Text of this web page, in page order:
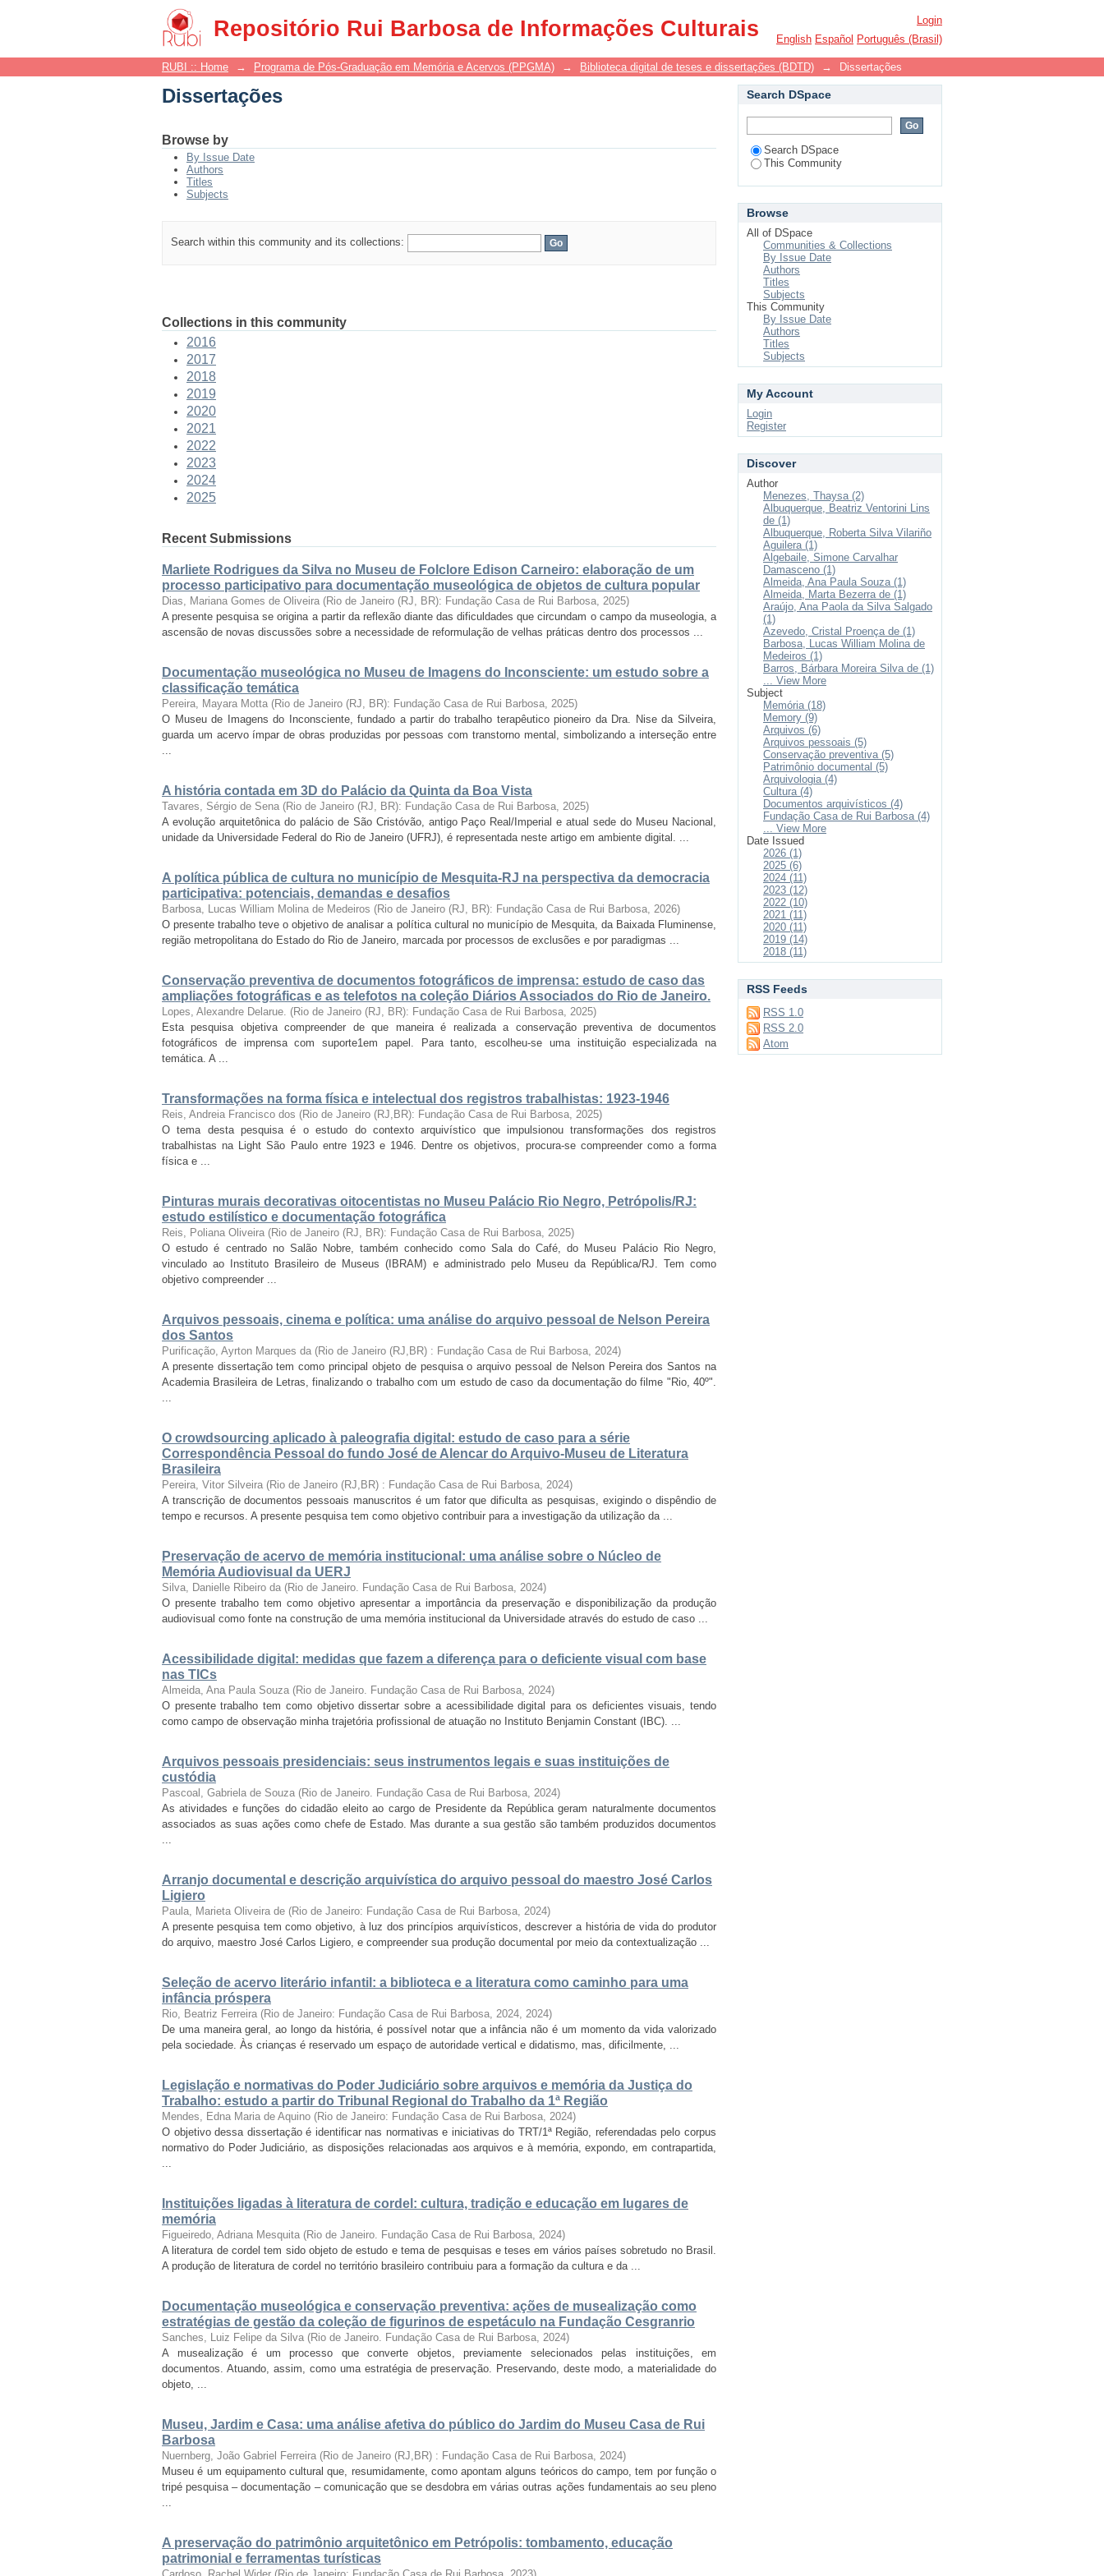
Repositório Rui Barbosa de Informações Culturais
Dissertações
Login
English Español Português (Brasil)
RUBI :: Home → Programa de Pós-Graduação em Memória e Acervos (PPGMA) → Biblioteca digital de teses e dissertações (BDTD) → Dissertações
Dissertações
Browse by
By Issue Date
Authors
Titles
Subjects
Search within this community and its collections:
Collections in this community
2016
2017
2018
2019
2020
2021
2022
2023
2024
2025
Recent Submissions
Marliete Rodrigues da Silva no Museu de Folclore Edison Carneiro: elaboração de um
processo participativo para documentação museológica de objetos de cultura popular
Dias, Mariana Gomes de Oliveira (Rio de Janeiro (RJ, BR): Fundação Casa de Rui Barbosa, 2025)
A presente pesquisa se origina a partir da reflexão diante das dificuldades que circundam o campo da museologia, a
ascensão de novas discussões sobre a necessidade de reformulação de velhas práticas dentro dos processos ...
Documentação museológica no Museu de Imagens do Inconsciente: um estudo sobre a
classificação temática
Pereira, Mayara Motta (Rio de Janeiro (RJ, BR): Fundação Casa de Rui Barbosa, 2025)
O Museu de Imagens do Inconsciente, fundado a partir do trabalho terapêutico pioneiro da Dra. Nise da Silveira,
guarda um acervo ímpar de obras produzidas por pessoas com transtorno mental, simbolizando a interseção entre
...
A história contada em 3D do Palácio da Quinta da Boa Vista
Tavares, Sérgio de Sena (Rio de Janeiro (RJ, BR): Fundação Casa de Rui Barbosa, 2025)
A evolução arquitetônica do palácio de São Cristóvão, antigo Paço Real/Imperial e atual sede do Museu Nacional,
unidade da Universidade Federal do Rio de Janeiro (UFRJ), é representada neste artigo em ambiente digital. ...
A política pública de cultura no município de Mesquita-RJ na perspectiva da democracia
participativa: potenciais, demandas e desafios
Barbosa, Lucas William Molina de Medeiros (Rio de Janeiro (RJ, BR): Fundação Casa de Rui Barbosa, 2026)
O presente trabalho teve o objetivo de analisar a política cultural no município de Mesquita, da Baixada Fluminense,
região metropolitana do Estado do Rio de Janeiro, marcada por processos de exclusões e por paradigmas ...
Conservação preventiva de documentos fotográficos de imprensa: estudo de caso das
ampliações fotográficas e as telefotos na coleção Diários Associados do Rio de Janeiro.
Lopes, Alexandre Delarue. (Rio de Janeiro (RJ, BR): Fundação Casa de Rui Barbosa, 2025)
Esta pesquisa objetiva compreender de que maneira é realizada a conservação preventiva de documentos
fotográficos de imprensa com suporte1em papel. Para tanto, escolheu-se uma instituição especializada na
temática. A ...
Transformações na forma física e intelectual dos registros trabalhistas: 1923-1946
Reis, Andreia Francisco dos (Rio de Janeiro (RJ,BR): Fundação Casa de Rui Barbosa, 2025)
O tema desta pesquisa é o estudo do contexto arquivístico que impulsionou transformações dos registros
trabalhistas na Light São Paulo entre 1923 e 1946. Dentre os objetivos, procura-se compreender como a forma
física e ...
Pinturas murais decorativas oitocentistas no Museu Palácio Rio Negro, Petrópolis/RJ:
estudo estilístico e documentação fotográfica
Reis, Poliana Oliveira (Rio de Janeiro (RJ, BR): Fundação Casa de Rui Barbosa, 2025)
O estudo é centrado no Salão Nobre, também conhecido como Sala do Café, do Museu Palácio Rio Negro,
vinculado ao Instituto Brasileiro de Museus (IBRAM) e administrado pelo Museu da República/RJ. Tem como
objetivo compreender ...
Arquivos pessoais, cinema e política: uma análise do arquivo pessoal de Nelson Pereira
dos Santos
Purificação, Ayrton Marques da (Rio de Janeiro (RJ,BR) : Fundação Casa de Rui Barbosa, 2024)
A presente dissertação tem como principal objeto de pesquisa o arquivo pessoal de Nelson Pereira dos Santos na
Academia Brasileira de Letras, finalizando o trabalho com um estudo de caso da documentação do filme "Rio, 40º".
...
O crowdsourcing aplicado à paleografia digital: estudo de caso para a série
Correspondência Pessoal do fundo José de Alencar do Arquivo-Museu de Literatura
Brasileira
Pereira, Vitor Silveira (Rio de Janeiro (RJ,BR) : Fundação Casa de Rui Barbosa, 2024)
A transcrição de documentos pessoais manuscritos é um fator que dificulta as pesquisas, exigindo o dispêndio de
tempo e recursos. A presente pesquisa tem como objetivo contribuir para a investigação da utilização da ...
Preservação de acervo de memória institucional: uma análise sobre o Núcleo de
Memória Audiovisual da UERJ
Silva, Danielle Ribeiro da (Rio de Janeiro. Fundação Casa de Rui Barbosa, 2024)
O presente trabalho tem como objetivo apresentar a importância da preservação e disponibilização da produção
audiovisual como fonte na construção de uma memória institucional da Universidade através do estudo de caso ...
Acessibilidade digital: medidas que fazem a diferença para o deficiente visual com base
nas TICs
Almeida, Ana Paula Souza (Rio de Janeiro. Fundação Casa de Rui Barbosa, 2024)
O presente trabalho tem como objetivo dissertar sobre a acessibilidade digital para os deficientes visuais, tendo
como campo de observação minha trajetória profissional de atuação no Instituto Benjamin Constant (IBC). ...
Arquivos pessoais presidenciais: seus instrumentos legais e suas instituições de
custódia
Pascoal, Gabriela de Souza (Rio de Janeiro. Fundação Casa de Rui Barbosa, 2024)
As atividades e funções do cidadão eleito ao cargo de Presidente da República geram naturalmente documentos
associados as suas ações como chefe de Estado. Mas durante a sua gestão são também produzidos documentos
...
Arranjo documental e descrição arquivística do arquivo pessoal do maestro José Carlos
Ligiero
Paula, Marieta Oliveira de (Rio de Janeiro: Fundação Casa de Rui Barbosa, 2024)
A presente pesquisa tem como objetivo, à luz dos princípios arquivísticos, descrever a história de vida do produtor
do arquivo, maestro José Carlos Ligiero, e compreender sua produção documental por meio da contextualização ...
Seleção de acervo literário infantil: a biblioteca e a literatura como caminho para uma
infância próspera
Rio, Beatriz Ferreira (Rio de Janeiro: Fundação Casa de Rui Barbosa, 2024, 2024)
De uma maneira geral, ao longo da história, é possível notar que a infância não é um momento da vida valorizado
pela sociedade. Às crianças é reservado um espaço de autoridade vertical e didatismo, mas, dificilmente, ...
Legislação e normativas do Poder Judiciário sobre arquivos e memória da Justiça do
Trabalho: estudo a partir do Tribunal Regional do Trabalho da 1ª Região
Mendes, Edna Maria de Aquino (Rio de Janeiro: Fundação Casa de Rui Barbosa, 2024)
O objetivo dessa dissertação é identificar nas normativas e iniciativas do TRT/1ª Região, referendadas pelo corpus
normativo do Poder Judiciário, as disposições relacionadas aos arquivos e à memória, expondo, em contrapartida,
...
Instituições ligadas à literatura de cordel: cultura, tradição e educação em lugares de
memória
Figueiredo, Adriana Mesquita (Rio de Janeiro. Fundação Casa de Rui Barbosa, 2024)
A literatura de cordel tem sido objeto de estudo e tema de pesquisas e teses em vários países sobretudo no Brasil.
A produção de literatura de cordel no território brasileiro contribuiu para a formação da cultura e da ...
Documentação museológica e conservação preventiva: ações de musealização como
estratégias de gestão da coleção de figurinos de espetáculo na Fundação Cesgranrio
Sanches, Luiz Felipe da Silva (Rio de Janeiro. Fundação Casa de Rui Barbosa, 2024)
A musealização é um processo que converte objetos, previamente selecionados pelas instituições, em
documentos. Atuando, assim, como uma estratégia de preservação. Preservando, deste modo, a materialidade do
objeto, ...
Museu, Jardim e Casa: uma análise afetiva do público do Jardim do Museu Casa de Rui
Barbosa
Nuernberg, João Gabriel Ferreira (Rio de Janeiro (RJ,BR) : Fundação Casa de Rui Barbosa, 2024)
Museu é um equipamento cultural que, resumidamente, como apontam alguns teóricos do campo, tem por função o
tripé pesquisa – documentação – comunicação que se desdobra em várias outras ações fundamentais ao seu pleno
...
A preservação do patrimônio arquitetônico em Petrópolis: tombamento, educação
patrimonial e ferramentas turísticas
Search DSpace
Search DSpace
This Community
Browse
All of DSpace
Communities & Collections
By Issue Date
Authors
Titles
Subjects
This Community
By Issue Date
Authors
Titles
Subjects
My Account
Login
Register
Discover
Author
Menezes, Thaysa (2)
Albuquerque, Beatriz Ventorini Lins
de (1)
Albuquerque, Roberta Silva Vilariño
Aguilera (1)
Algebaile, Simone Carvalhar
Damasceno (1)
Almeida, Ana Paula Souza (1)
Almeida, Marta Bezerra de (1)
Araújo, Ana Paola da Silva Salgado
(1)
Azevedo, Cristal Proença de (1)
Barbosa, Lucas William Molina de
Medeiros (1)
Barros, Bárbara Moreira Silva de (1)
... View More
Subject
Memória (18)
Memory (9)
Arquivos (6)
Arquivos pessoais (5)
Conservação preventiva (5)
Patrimônio documental (5)
Arquivologia (4)
Cultura (4)
Documentos arquivísticos (4)
Fundação Casa de Rui Barbosa (4)
... View More
Date Issued
2026 (1)
2025 (6)
2024 (11)
2023 (12)
2022 (10)
2021 (11)
2020 (11)
2019 (14)
2018 (11)
RSS Feeds
RSS 1.0
RSS 2.0
Atom